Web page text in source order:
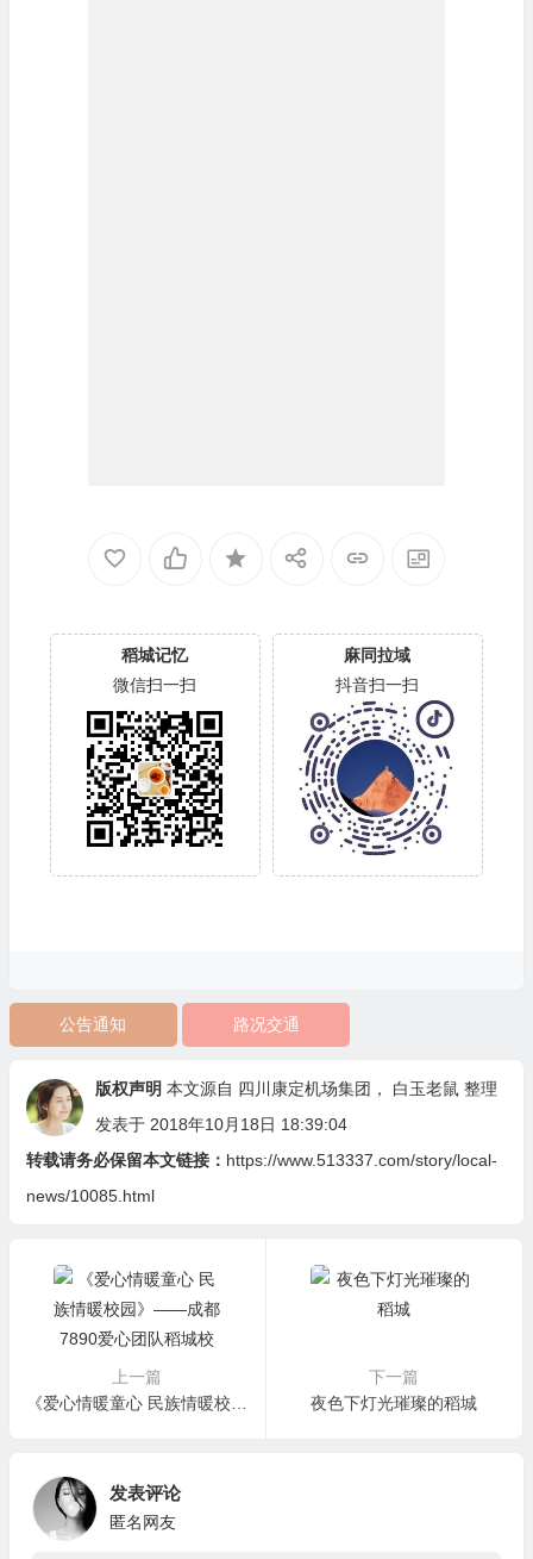
稻城记忆
微信扫一扫
麻同拉域
抖音扫一扫
公告通知 路况交通
版权声明 本文源自 四川康定机场集团 ， 白玉老鼠 整理
发表于 2018年10月18日 18:39:04
转载请务必保留本文链接： https://www.513337.com/story/local-
news/10085.html
上一篇
下一篇
夜色下灯光璀璨的稻城
发表评论
匿名网友